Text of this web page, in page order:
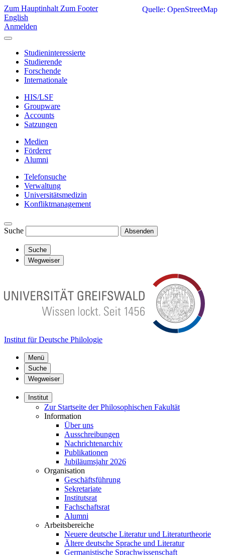
Zum Hauptinhalt Zum Footer
English
Anmelden
Studieninteressierte
Studierende
Forschende
Internationale
HIS/LSF
Groupware
Accounts
Satzungen
Medien
Förderer
Alumni
Telefonsuche
Verwaltung
Universitätsmedizin
Konfliktmanagement
Suche Absenden
Suche
Wegweiser
Institut für Deutsche Philologie
Menü
Suche
Wegweiser
Institut
Zur Startseite der Philosophischen Fakultät
Information
Über uns
Ausschreibungen
Nachrichtenarchiv
Publikationen
Jubiläumsjahr 2026
Organisation
Geschäftsführung
Sekretariate
Institutsrat
Fachschaftsrat
Alumni
Arbeitsbereiche
Neuere deutsche Literatur und Literaturtheorie
Ältere deutsche Sprache und Literatur
Germanistische Sprachwissenschaft
Quelle: OpenStreetMap